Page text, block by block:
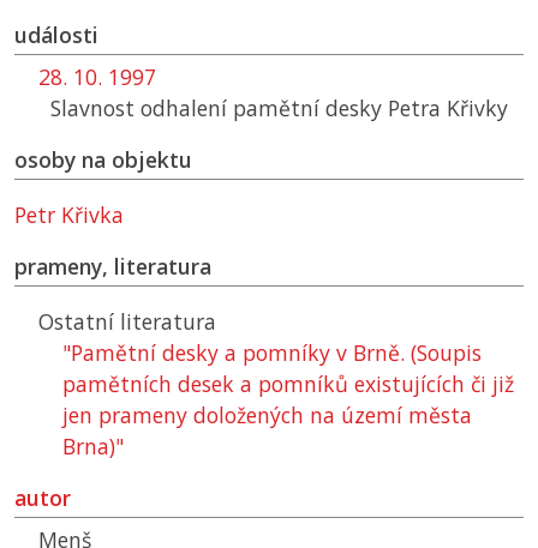
události
28. 10. 1997
Slavnost odhalení pamětní desky Petra Křivky
osoby na objektu
Petr Křivka
prameny, literatura
Ostatní literatura
"Pamětní desky a pomníky v Brně. (Soupis
pamětních desek a pomníků existujících či již
jen prameny doložených na území města
Brna)"
autor
Menš